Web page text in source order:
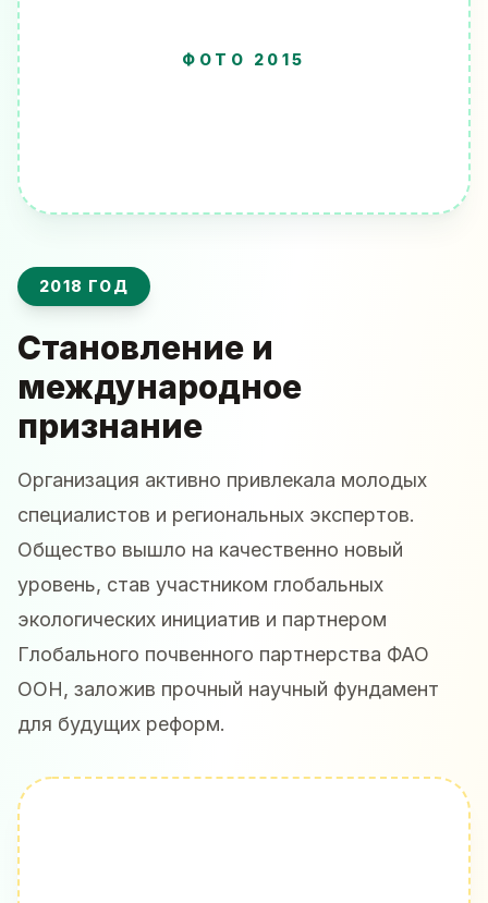
ФОТО 2015
2018 ГОД
Становление и
международное
признание
Организация активно привлекала молодых
специалистов и региональных экспертов.
Общество вышло на качественно новый
уровень, став участником глобальных
экологических инициатив и партнером
Глобального почвенного партнерства ФАО
ООН, заложив прочный научный фундамент
для будущих реформ.